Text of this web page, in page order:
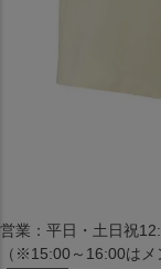
営業：平日・土日祝
（※15:00～16:00はメ